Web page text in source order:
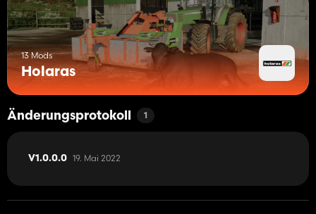
13 Mods
Holaras
Änderungsprotokoll 1
V1.0.0.0 19. Mai 2022